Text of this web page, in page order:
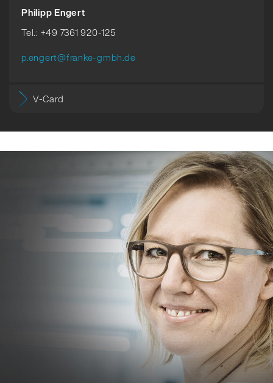
Philipp Engert
Tel.: +49 7361 920-125
p.engert@franke-gmbh.de
V-Card